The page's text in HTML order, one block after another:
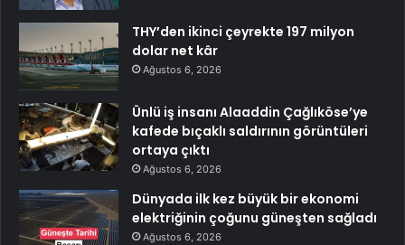
THY’den ikinci çeyrekte 197 milyon
dolar net kâr
Ağustos 6, 2026
Ünlü iş insanı Alaaddin Çağlıköse’ye
kafede bıçaklı saldırının görüntüleri
ortaya çıktı
Ağustos 6, 2026
Dünyada ilk kez büyük bir ekonomi
elektriğinin çoğunu güneşten sağladı
Ağustos 6, 2026